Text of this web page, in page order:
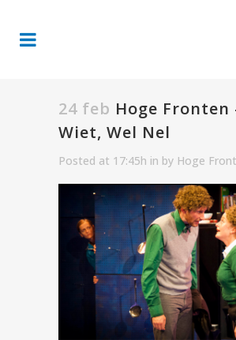
24 feb Hoge Fronten
Wiet, Wel Nel
Posted at 17:45h in by Hoge